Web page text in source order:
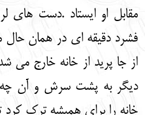
مقابل او ایستاد .دست های
فشرد دقیقه ای در همان حال
از جا پرید از خانه خارج می
دیگر به پشت سرش و آن چه
خانه را برای همیشه ترک کرد